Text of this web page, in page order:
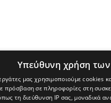
Υπεύθυνη χρήση
μας χρησιμοποιούμε cookies
πρόσβαση σε πληροφορίες στη
τη διεύθυνση IP σας, μοναδικά